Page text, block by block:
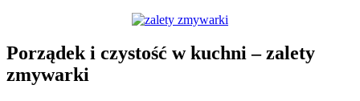
Porządek i czystość w kuchni – zalety
zmywarki